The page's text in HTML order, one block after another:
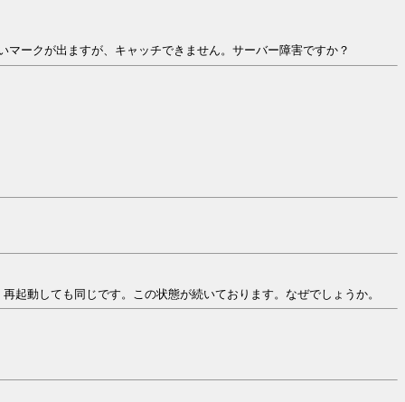
ークが出ますが、キャッチできません。サーバー障害ですか？
起動しても同じです。この状態が続いております。なぜでしょうか。